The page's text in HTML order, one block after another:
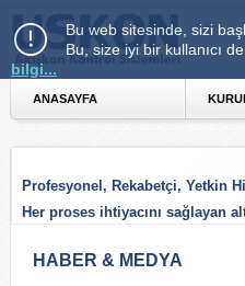
Bu web sitesinde, sizi
Bu, size iyi bir kullanıcı
bilgi...
ANASAYFA
Profesyonel, Rekabetçi, Yetkin
Her proses ihtiyacını sağlayan
HABER & MEDYA